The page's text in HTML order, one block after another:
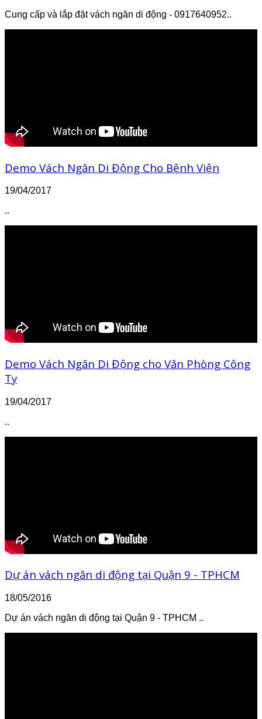
Cung cấp và lắp đặt vách ngăn di động - 0917640952..
Demo Vách Ngăn Di Động Cho Bệnh Viện
19/04/2017
..
Demo Vách Ngăn Di Động cho Văn Phòng Công
Ty
19/04/2017
..
Dự án vách ngăn di động tại Quận 9 - TPHCM
18/05/2016
Dự án vách ngăn di động tại Quận 9 - TPHCM ..